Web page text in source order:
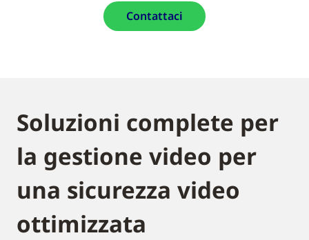
Contattaci
Soluzioni complete per
la gestione video per
una sicurezza video
ottimizzata